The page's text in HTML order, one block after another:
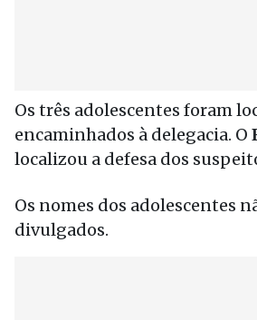
Os três adolescentes foram
encaminhados à delegacia. O
localizou a defesa dos
Os nomes dos adolescentes
divulgados.